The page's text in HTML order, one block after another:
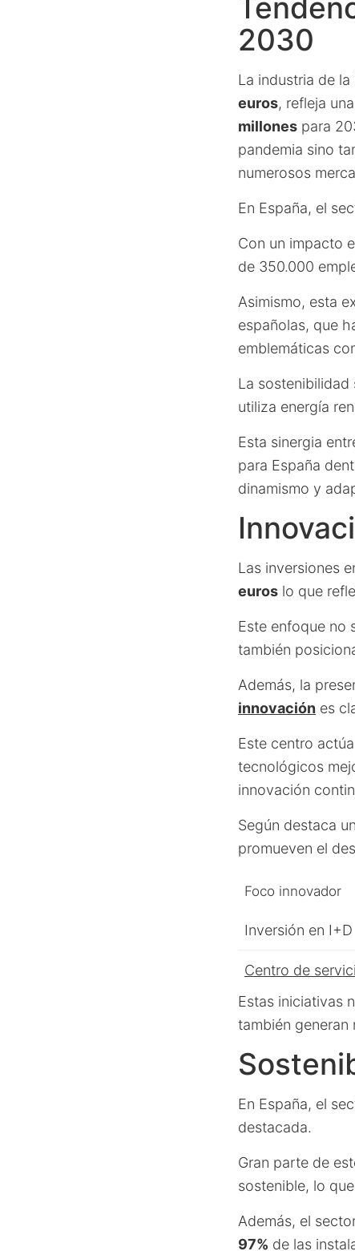
2030
La industria de
euros, refleja
millones para
pandemia sino
numerosos
En España, el
Con un impacto
de 350.000
Asimismo, esta
españolas, que
emblemáticas
La sostenibilidad
utiliza energía
Esta sinergia
para España
dinamismo y
Las inversiones
euros lo que
Este enfoque no
también
Además, la
innovación es
Este centro
tecnológicos
innovación
Según destaca
promueven el
Foco innovador
Inversión en I+D
Centro de
Estas iniciativas
también generan
En España, el
destacada.
Gran parte de
sostenible, lo
Además, el
97% de las